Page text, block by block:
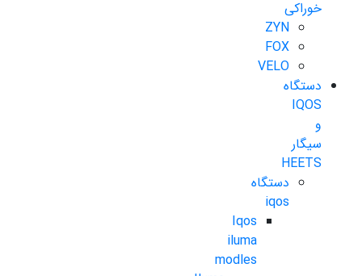
خوراکی
ZYN
FOX
VELO
دستگاه
IQOS
و
سیگار
HEETS
دستگاه
iqos
Iqos
iluma
modles